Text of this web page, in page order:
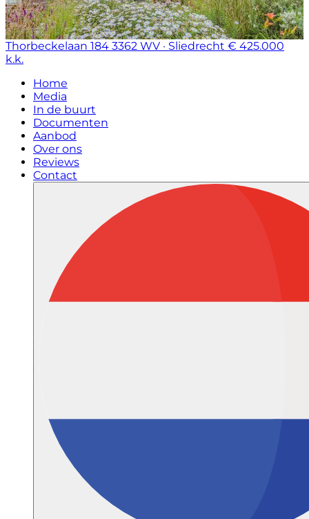
Thorbeckelaan 184 3362 WV · Sliedrecht € 425.000
k.k.
Home
Media
In de buurt
Documenten
Aanbod
Over ons
Reviews
Contact